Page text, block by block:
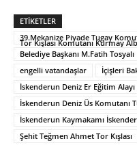
ETIKETLER
39.Mekanize Piyade Tugay
Tor Kışlası Komutanı Kurmay
Belediye Başkanı M.Fatih Tosyalı
engelli vatandaşlar
İçişleri
İskenderun Deniz Er Eğitim Alayı
İskenderun Deniz Üs Komutanı
İskenderun Kaymakamı
Şehit Teğmen Ahmet Tor Kışlası